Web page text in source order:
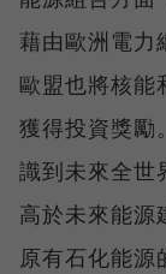
藉由歐洲電力
歐盟也將核能
獲得投資獎勵
識到未來全世
高於未來能源
原有石化能源